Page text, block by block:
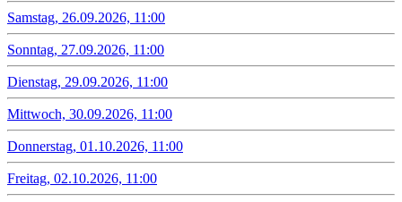
Samstag, 26.09.2026, 11:00
Sonntag, 27.09.2026, 11:00
Dienstag, 29.09.2026, 11:00
Mittwoch, 30.09.2026, 11:00
Donnerstag, 01.10.2026, 11:00
Freitag, 02.10.2026, 11:00